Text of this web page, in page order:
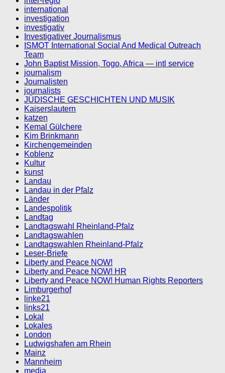
international
investigation
investigativ
Investigativer Journalismus
ISMOT International Social And Medical Outreach
Team
John Baptist Mission, Togo, Africa — intl service
journalism
Journalisten
journalists
JÜDISCHE GESCHICHTEN UND MUSIK
Kaiserslautern
katzen
Kemal Gülchere
Kim Brinkmann
Kirchengemeinden
Koblenz
Kultur
kunst
Landau
Landau in der Pfalz
Länder
Landespolitik
Landtag
Landtagswahl Rheinland-Pfalz
Landtagswahlen
Landtagswahlen Rheinland-Pfalz
Leser-Briefe
Liberty and Peace NOW!
Liberty and Peace NOW! HR
Liberty and Peace NOW! Human Rights Reporters
Limburgerhof
linke21
links21
Lokal
Lokales
London
Ludwigshafen am Rhein
Mainz
Mannheim
media